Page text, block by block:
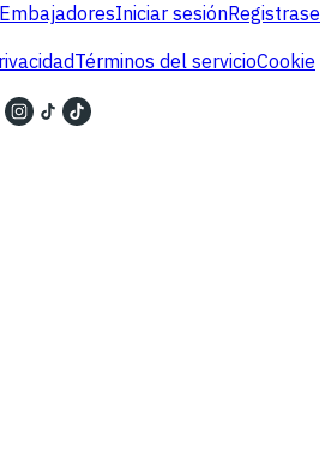
Iniciar sesiónRegistrase
Términos del servicioCookie